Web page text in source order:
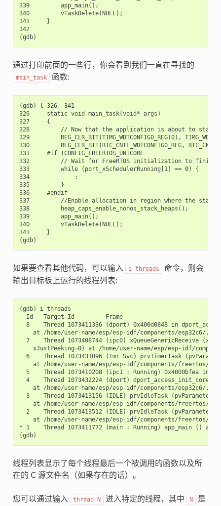
339         app_main();
340         vTaskDelete(NULL);
341     }
342
通过打印前面的一些行，你会看到我们一直在寻找的
main_task 函数:
(gdb) l 326, 341
326     static void main_task(void* args)
327     {
328         // Now that the application is about to start,
329         REG_CLR_BIT(TIMG_WDTCONFIG0_REG(0),
330         REG_CLR_BIT(RTC_CNTL_WDTCONFIG0_REG,
331     #if !CONFIG_FREERTOS_UNICORE
332         // Wait for FreeRTOS initialization to finish
333         while (port_xSchedulerRunning[1] == 0) {
334             ;
335         }
336     #endif
337         //Enable allocation in region where the
338         heap_caps_enable_nonos_stack_heaps();
339         app_main();
340         vTaskDelete(NULL);
341     }
如果要查看其他代码，可以输入 i threads
命令，则会
输出目标板上运行的线程列表:
(gdb) i threads
  Id   Target Id         Frame
8    Thread 1073411336 (dport) 0x400d0848 in
at /home/user-name/esp/esp-idf/components/esp32c6/./
7    Thread 1073408744 (ipc0) xQueueGenericReceive
xJustPeeking=0) at /home/user-name/esp/esp-idf/
6    Thread 1073431096 (Tmr Svc) prvTimerTask
at /home/user-name/esp/esp-idf/components/freertos/./
5    Thread 1073410208 (ipc1 : Running) 0x4000bfea in ??
4    Thread 1073432224 (dport) dport_access_init_core
at /home/user-name/esp/esp-idf/components/esp32c6/./
3    Thread 1073413156 (IDLE) prvIdleTask
at /home/user-name/esp/esp-idf/components/freertos/./
2    Thread 1073413512 (IDLE) prvIdleTask
at /home/user-name/esp/esp-idf/components/freertos/./
* 1    Thread 1073411772 (main : Running) app_main () at
线程列表显示了每个线程最后一个被调用的函数以及所
在的 C 源文件名（如果存在的话）。
您可以通过输入 thread N 进入特定的线程，其中 N
是